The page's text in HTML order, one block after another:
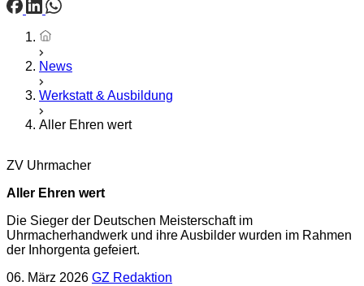
Startseite
News
Werkstatt & Ausbildung
Aller Ehren wert
ZV Uhrmacher
Aller Ehren wert
Die Sieger der Deutschen Meisterschaft im
Uhrmacherhandwerk und ihre Ausbilder wurden im Rahmen
der Inhorgenta gefeiert.
06. März 2026 GZ Redaktion